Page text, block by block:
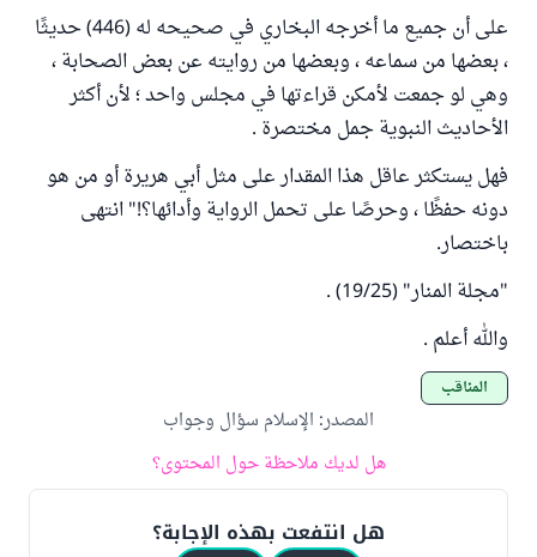
على أن جميع ما أخرجه البخاري في صحيحه له (446) حديثًا
، بعضها من سماعه ، وبعضها من روايته عن بعض الصحابة ،
وهي لو جمعت لأمكن قراءتها في مجلس واحد ؛ لأن أكثر
الأحاديث النبوية جمل مختصرة .
فهل يستكثر عاقل هذا المقدار على مثل أبي هريرة أو من هو
دونه حفظًا ، وحرصًا على تحمل الرواية وأدائها؟!" انتهى
باختصار.
"مجلة المنار" (19/25) .
والله أعلم .
المناقب
المصدر: الإسلام سؤال وجواب
هل لديك ملاحظة حول المحتوى؟
هل انتفعت بهذه الإجابة؟